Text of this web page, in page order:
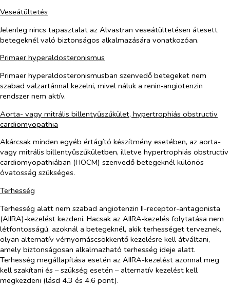
Veseátültetés
Jelenleg nincs tapasztalat az Alvastran veseátültetésen átesett
betegeknél való biztonságos alkalmazására vonatkozóan.
Primaer hyperaldosteronismus
Primaer hyperaldosteronismusban szenvedő betegeket nem
szabad valzartánnal kezelni, mivel náluk a renin‑angiotenzin
rendszer nem aktív.
Aorta- vagy mitrális billentyűszűkület, hypertrophiás obstructiv
cardiomyopathia
Akárcsak minden egyéb értágító készítmény esetében, az aorta-
vagy mitrális billentyűszűkületben, illetve hypertrophiás obstructiv
cardiomyopathiában (HOCM) szenvedő betegeknél különös
óvatosság szükséges.
Terhesség
Terhesség alatt nem szabad angiotenzin II-receptor-antagonista
(AIIRA)-kezelést kezdeni. Hacsak az AIIRA‑kezelés folytatása nem
létfontosságú, azoknál a betegeknél, akik terhességet terveznek,
olyan alternatív vérnyomáscsökkentő kezelésre kell átváltani,
amely biztonságosan alkalmazható terhesség ideje alatt.
Terhesség megállapítása esetén az AIIRA-kezelést azonnal meg
kell szakítani és – szükség esetén – alternatív kezelést kell
megkezdeni (lásd 4.3 és 4.6 pont).